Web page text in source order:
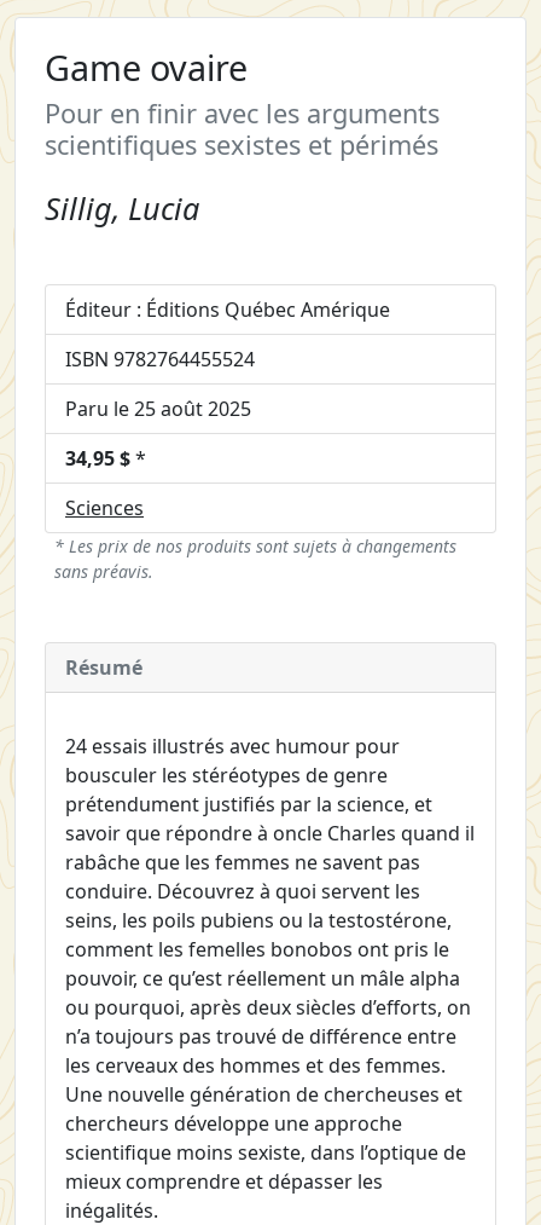
Game ovaire
Pour en finir avec les arguments
scientifiques sexistes et périmés
Sillig, Lucia
Éditeur : Éditions Québec Amérique
ISBN 9782764455524
Paru le 25 août 2025
34,95 $*
Sciences
* Les prix de nos produits sont sujets à changements
sans préavis.
Résumé
24 essais illustrés avec humour pour
bousculer les stéréotypes de genre
prétendument justifiés par la science, et
savoir que répondre à oncle Charles quand il
rabâche que les femmes ne savent pas
conduire. Découvrez à quoi servent les
seins, les poils pubiens ou la testostérone,
comment les femelles bonobos ont pris le
pouvoir, ce qu’est réellement un mâle alpha
ou pourquoi, après deux siècles d’efforts, on
n’a toujours pas trouvé de différence entre
les cerveaux des hommes et des femmes.
Une nouvelle génération de chercheuses et
chercheurs développe une approche
scientifique moins sexiste, dans l’optique de
mieux comprendre et dépasser les
inégalités.